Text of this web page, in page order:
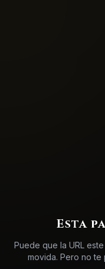
Esta
Puede que la URL
movida. Pero no